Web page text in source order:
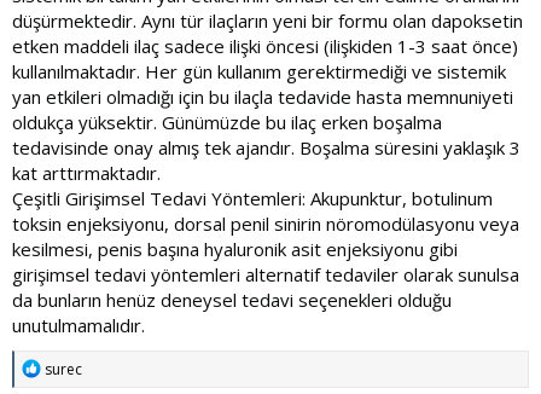
düşürmektedir. Aynı tür ilaçların yeni bir formu olan dapoksetin
etken maddeli ilaç sadece ilişki öncesi (ilişkiden 1-3 saat önce)
kullanılmaktadır. Her gün kullanım gerektirmediği ve sistemik
yan etkileri olmadığı için bu ilaçla tedavide hasta memnuniyeti
oldukça yüksektir. Günümüzde bu ilaç erken boşalma
tedavisinde onay almış tek ajandır. Boşalma süresini yaklaşık 3
kat arttırmaktadır.
Çeşitli Girişimsel Tedavi Yöntemleri: Akupunktur, botulinum
toksin enjeksiyonu, dorsal penil sinirin nöromodülasyonu veya
kesilmesi, penis başına hyaluronik asit enjeksiyonu gibi
girişimsel tedavi yöntemleri alternatif tedaviler olarak sunulsa
da bunların henüz deneysel tedavi seçenekleri olduğu
unutulmamalıdır.
T
surec